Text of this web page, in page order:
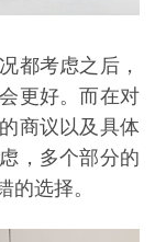
都考虑之后，
更好。而在对
商议以及具体
，多个部分的
的选择。